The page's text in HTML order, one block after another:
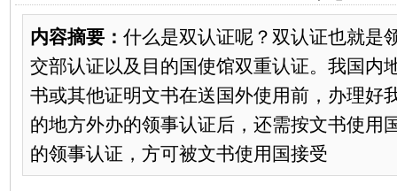
内容摘要： 什么是双认证呢？双认证也就是
交部认证以及目的国使馆双重认证。我国内
书或其他证明文书在送国外使用前，办理好
的地方外办的领事认证后，还需按文书使用
的领事认证，方可被文书使用国接受